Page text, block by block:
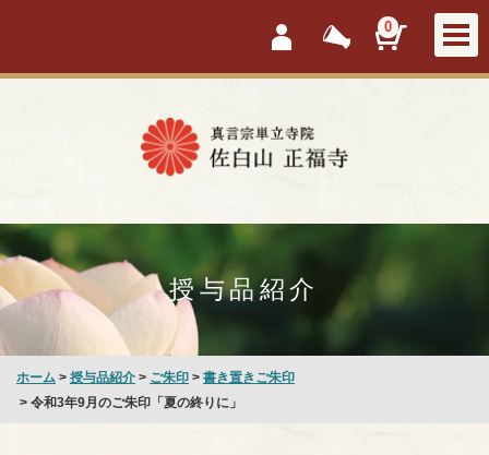
会員ログイン
新着情報 カートを
0
授与品紹介
ホーム > 授与品紹介 > ご朱印 > 書き置きご朱印
> 令和3年9月のご朱印「夏の終りに」